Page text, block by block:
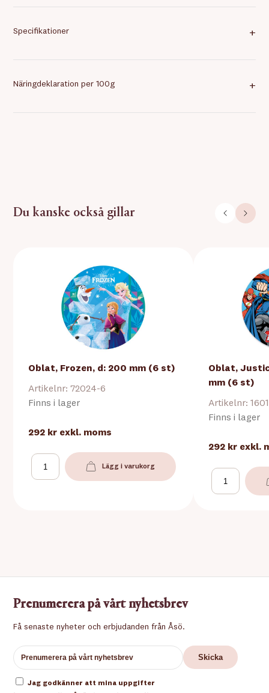
Specifikationer +
Näringdeklaration per 100g +
Du kanske också gillar
Oblat, Frozen, d: 200 mm (6 st)
Artikelnr: 72024-6
Finns i lager
292 kr exkl. moms
Lägg i varukorg
Oblat,
mm (6 st)
Artikelnr:
Finns i lager
292 kr exkl.
Prenumerera på vårt nyhetsbrev
Få senaste nyheter och erbjudanden från Åsö.
Jag godkänner att mina uppgifter